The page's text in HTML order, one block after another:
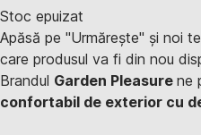
Stoc epuizat
Apăsă pe "Urmărește" și noi
care produsul va fi din nou
Brandul Garden Pleasure ne
confortabil de exterior cu